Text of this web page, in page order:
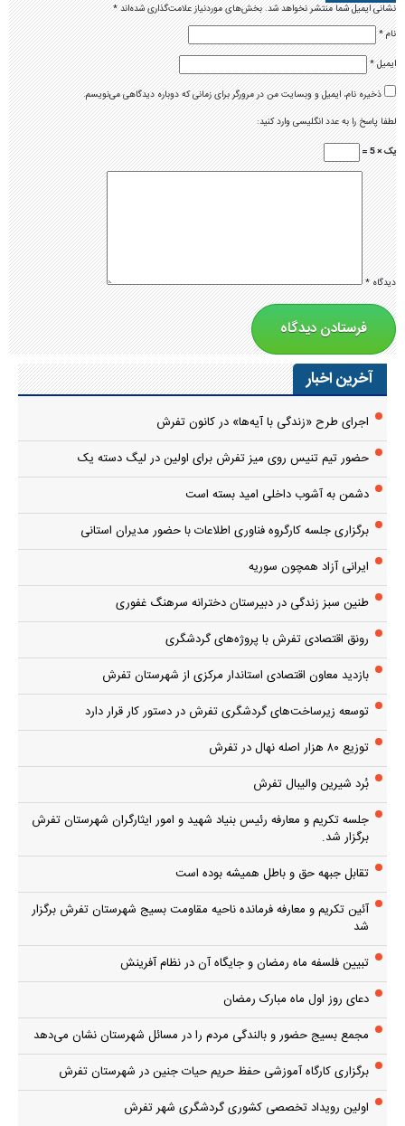
نشانی ایمیل شما منتشر نخواهد شد.بخش‌های موردنیاز علامت‌گذاری شده‌اند*
نام*
ایمیل*
ذخیره نام، ایمیل و وبسایت من در مرورگر برای زمانی که دوباره دیدگاهی می‌نویسم.
لطفا پاسخ را به عدد انگلیسی وارد کنید:
یک × 5 =
دیدگاه*
آخرین اخبار
اجرای طرح «زندگی با آیه‌ها» در کانون تفرش
حضور تیم تنیس روی میز تفرش برای اولین در لیگ دسته یک
دشمن به آشوب داخلی امید بسته است
برگزاری جلسه کارگروه فناوری اطلاعات با حضور مدیران استانی
ایرانی آزاد همچون سوریه
طنین سبز زندگی در دبیرستان دخترانه سرهنگ غفوری
رونق اقتصادی تفرش با پروژه‌های گردشگری
بازدید معاون اقتصادی استاندار مرکزی از شهرستان تفرش
توسعه زیرساخت‌های گردشگری تفرش در دستور کار قرار دارد
توزیع ۸۰ هزار اصله نهال در تفرش
بُرد شیرین والیبال تفرش
جلسه تکریم و معارفه رئیس بنیاد شهید و امور ایثارگران شهرستان تفرش
برگزار شد.
تقابل جبهه حق و باطل همیشه بوده است
آئین تکریم و معارفه فرمانده ناحیه مقاومت بسیج شهرستان تفرش برگزار
شد
تبیین فلسفه ماه رمضان و جایگاه آن در نظام آفرینش
دعای روز اول ماه مبارک رمضان
مجمع بسیج حضور و بالندگی مردم را در مسائل شهرستان نشان می‌دهد
برگزاری کارگاه آموزشی حفظ حریم حیات جنین در شهرستان تفرش
اولین رویداد تخصصی کشوری گردشگری شهر تفرش